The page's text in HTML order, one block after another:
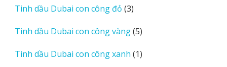
phẩm
Tinh dầu Dubai con công đỏ 33
phẩm
Tinh dầu Dubai con công vàng 55
phẩm
Tinh dầu Dubai con công xanh 11